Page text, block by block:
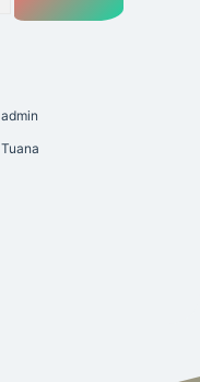
admin
Tuana